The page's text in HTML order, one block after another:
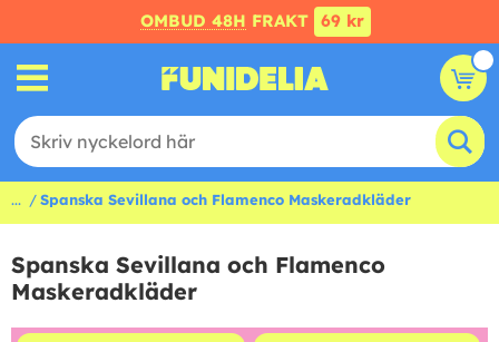
OMBUD 48H FRAKT 69 kr
... Spanska Sevillana och Flamenco Maskeradkläder
Spanska Sevillana och Flamenco
Maskeradkläder